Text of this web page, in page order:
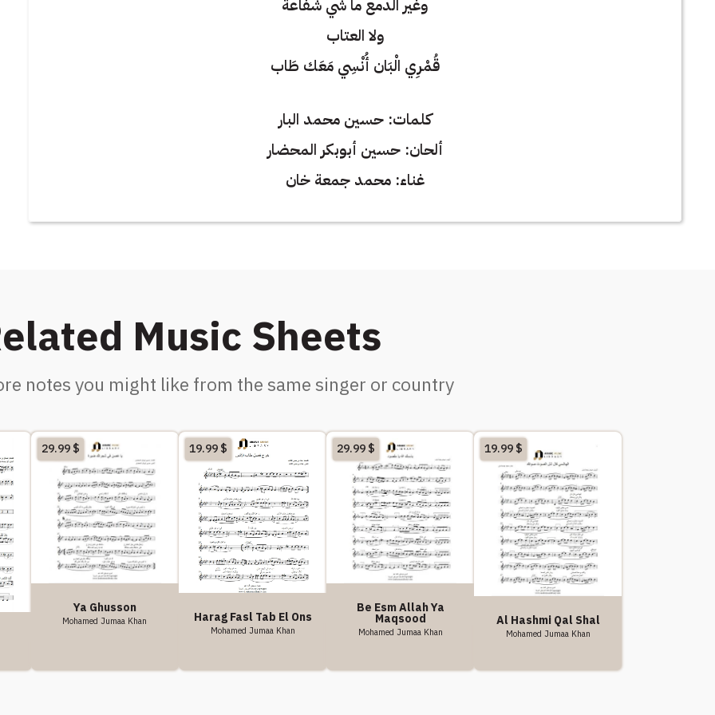
وغير الدمع ما شي شفاعة
ولا العتاب
قُمْرِي الْبَان أُنْسِي مَعَك طَاب
كلمات: حسين محمد البار
ألحان: حسين أبوبكر المحضار
غناء: محمد جمعة خان
Music Sheets
notes you might like from the same singer or country
Ya Ghusson
Mohamed Jumaa Khan
29.99$
Harag Fasl Tab El Ons
Mohamed Jumaa Khan
19.99$
Be Esm Allah Ya
Maqsood
Mohamed Jumaa Khan
29.99$
Al Hashmi Qal Shal
Mohamed Jumaa Khan
19.99$